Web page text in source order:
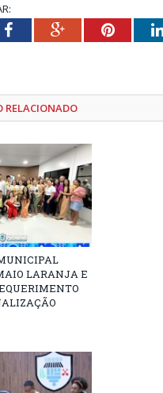
FacebookGoogle+
RELACIONADO
LARANJA E